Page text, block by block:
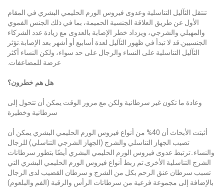
تنتقل الثآليل التناسلية وعدوى فيروس الورم الحليمي البشري في المقام
الأول عن طريق العلاقة الجنسية الحميمة، بما في ذلك الجنس الفموي
والمهبلي والشرجي، ويزداد خطر الإصابة بالعدوى مع زيادة عدد الشركاء
الجنسيين.قد لا تبدأ في ظهور الثآليل لعدة أسابيع أو أشهر بعد الإصابة.تؤثر
الثآليل التناسلية على النساء والرجال على حد سواء، ولكن النساء أكثر
عرضة للمضاعفات.
هل هم خطرون؟
وعادة ما تكون غير سرطانية ولكن مع مرور الوقت يمكن أن تتحول إلى
سرطانية وخطيرة
أثبتت الأبحاث أن 40% من أنواع فيروس الورم الحليمي البشري يمكن أن
تصيب الجهاز التناسلي والشرج (الجهاز الشرجي التناسلي) للرجال
والنساء..ترتبط عدوى فيروس الورم الحليمي البشري أيضًا بتطور سرطانات
الشرج التناسلية الأخرى.تم ربط أنواع فيروس الورم الحليمي البشري التي
تسبب سرطان عنق الرحم بكل من الشرج و سرطان القضيب لدى الرجال
بالإضافة إلى مجموعة فرعية من سرطانات الرأس والرقبة (الفم والبلعوم)